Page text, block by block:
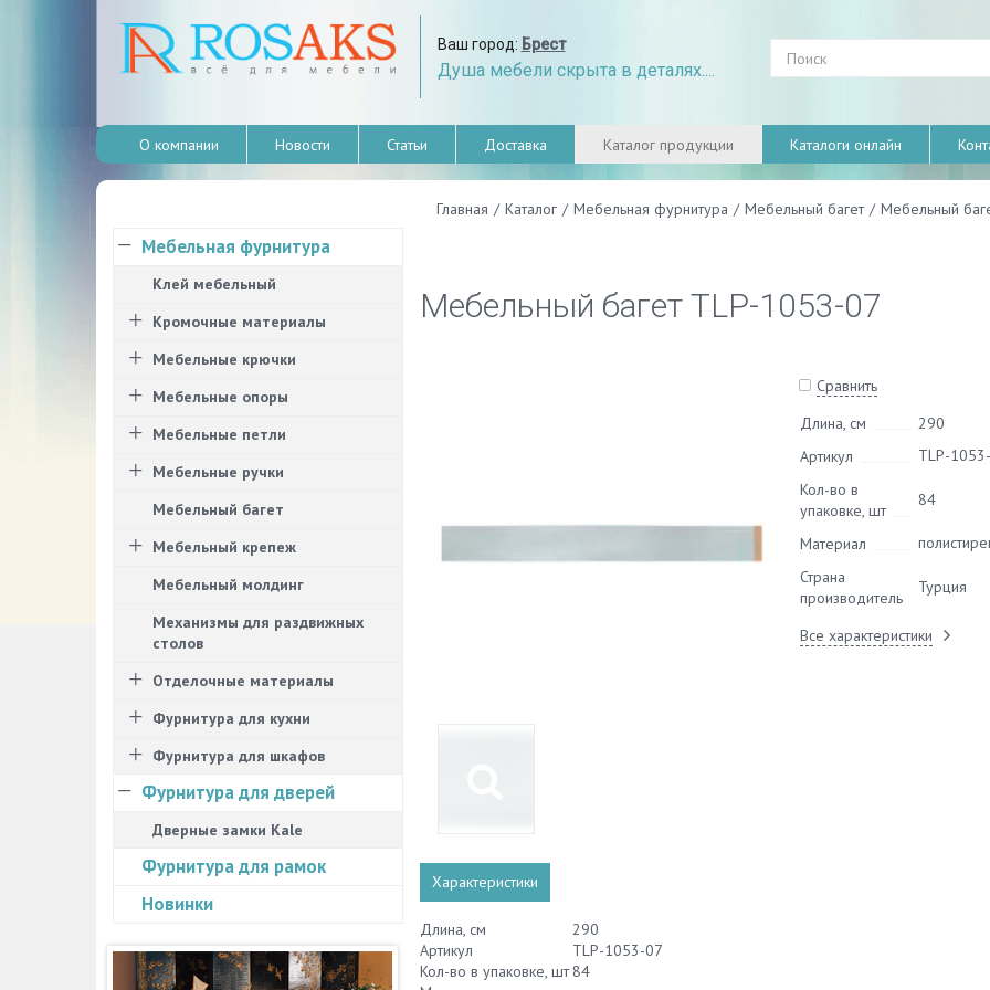
Ваш город: Брест
Душа мебели скрыта в деталях....
О компании Новости Статьи Доставка Каталог продукции Каталоги онлайн
Главная / Каталог / Мебельная фурнитура / Мебельный багет / Мебельный
Мебельный багет TLP-1053-07
Сравнить
Длина, см
290
Артикул
TLP-
Кол-во в
упаковке, шт
84
Материал
Страна
производитель
Турция
Все характеристики
Характеристики
Длина, см
290
Артикул
TLP-1053-07
Кол-во в упаковке, шт 84
Мебельная фурнитура
Клей мебельный
Кромочные материалы
Мебельные крючки
Мебельные опоры
Мебельные петли
Мебельные ручки
Мебельный багет
Мебельный крепеж
Мебельный молдинг
Механизмы для раздвижных
столов
Отделочные материалы
Фурнитура для кухни
Фурнитура для шкафов
Фурнитура для дверей
Дверные замки Kale
Фурнитура для рамок
Новинки